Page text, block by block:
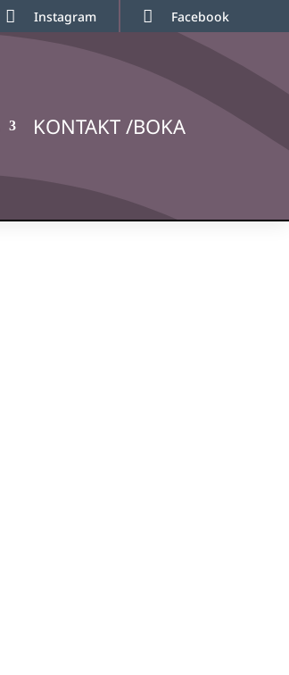
 Instagram  Facebook
KONTAKT /BOKA